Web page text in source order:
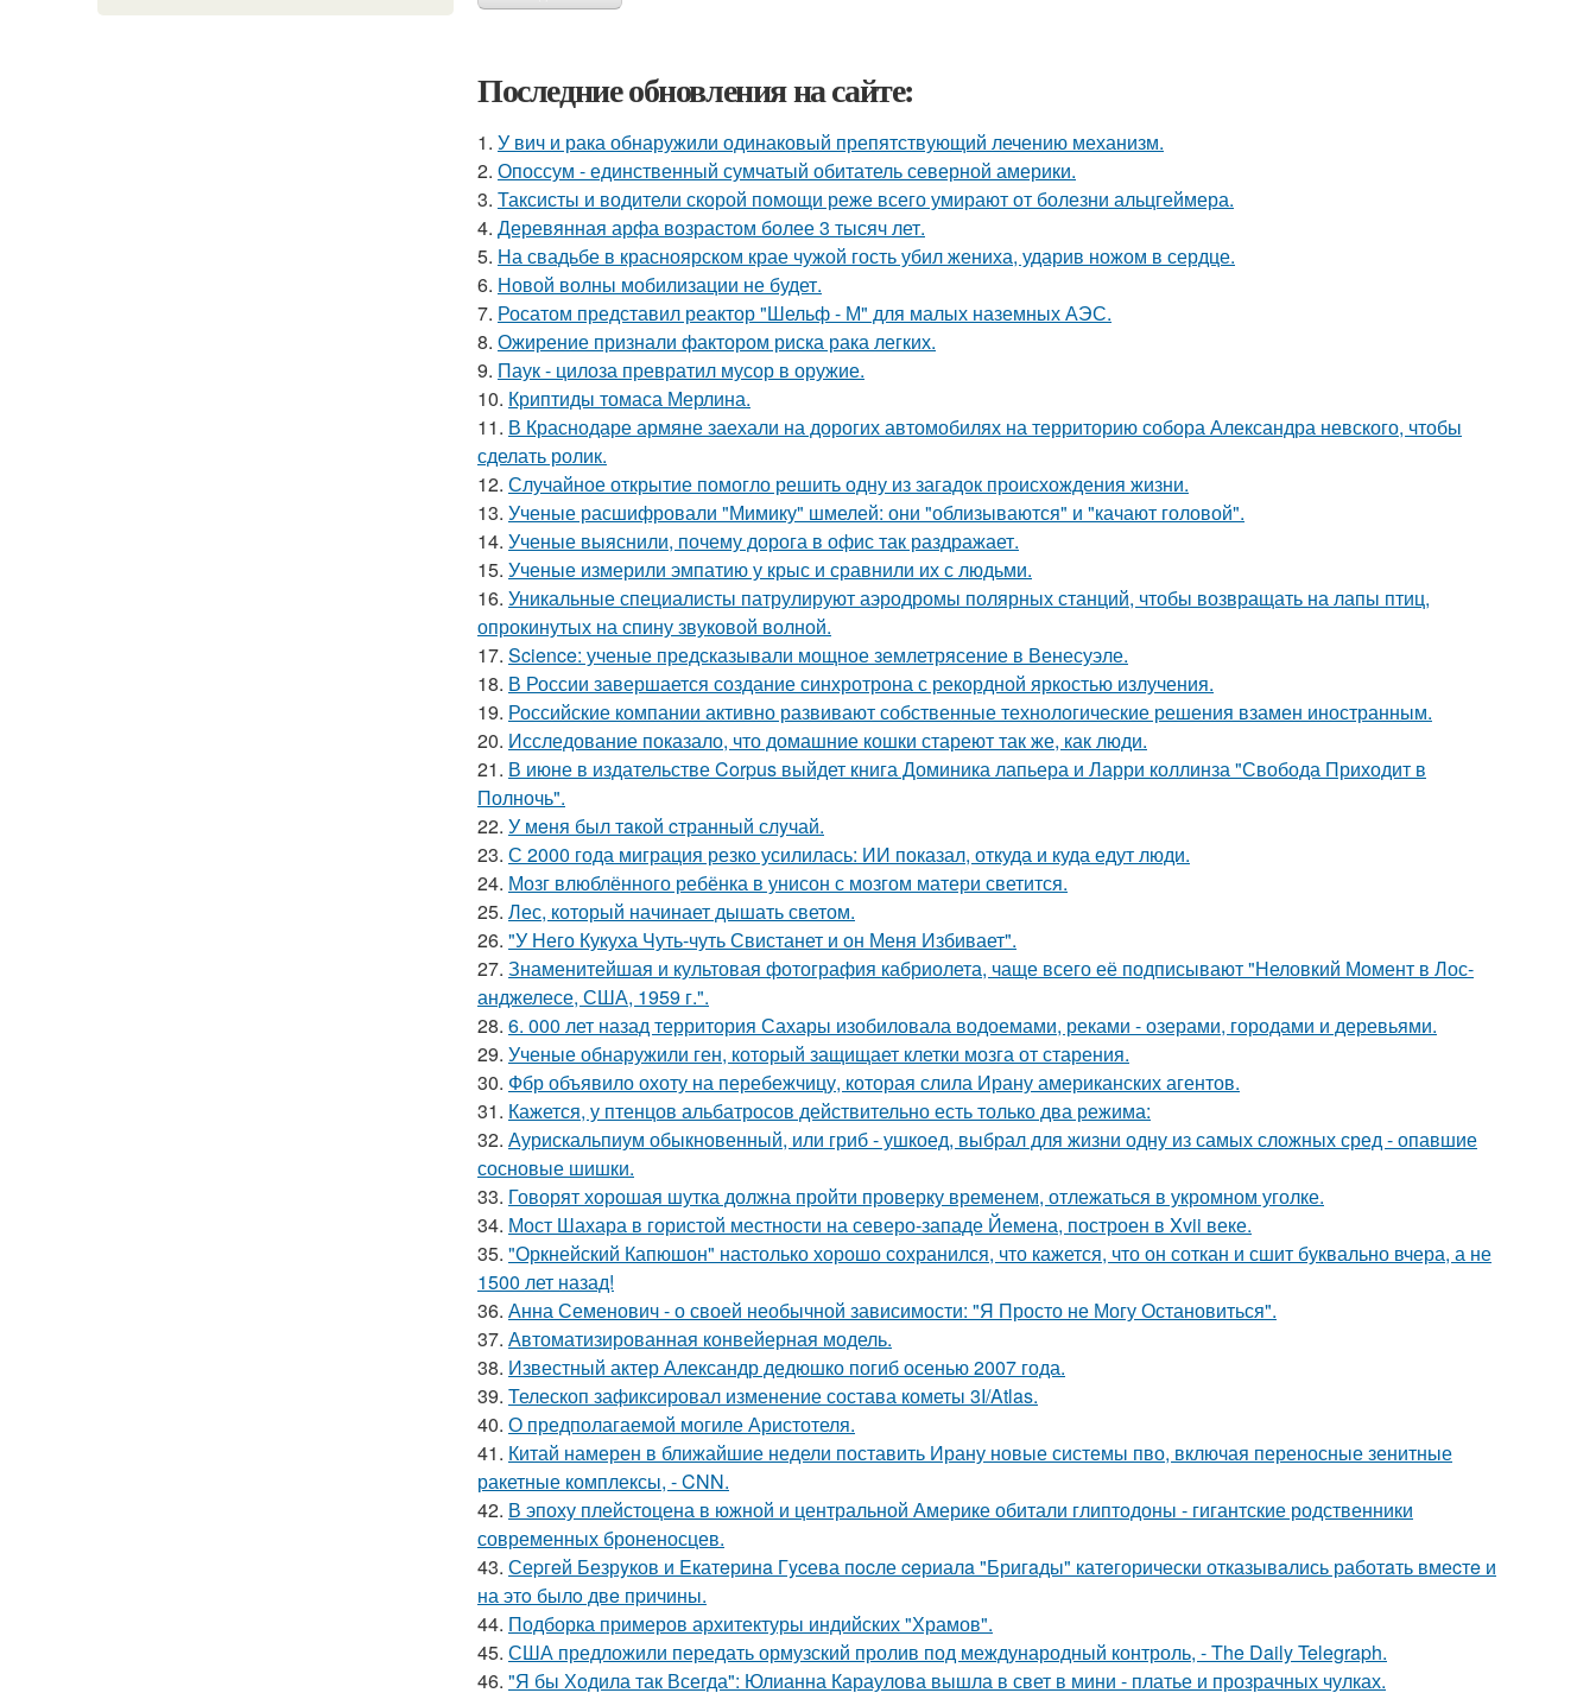
Последние обновления на сайте:
1. У вич и рака обнаружили одинаковый препятствующий лечению механизм.
2. Опоссум - единственный сумчатый обитатель северной америки.
3. Таксисты и водители скорой помощи реже всего умирают от болезни альцгеймера.
4. Деревянная арфа возрастом более 3 тысяч лет.
5. На свадьбе в красноярском крае чужой гость убил жениха, ударив ножом в сердце.
6. Новой волны мобилизации не будет.
7. Росатом представил реактор "Шельф - М" для малых наземных АЭС.
8. Ожирение признали фактором риска рака легких.
9. Паук - цилоза превратил мусор в оружие.
10. Криптиды томаса Мерлина.
11. В Краснодаре армяне заехали на дорогих автомобилях на территорию собора Александра невского, чтобы
сделать ролик.
12. Случайное открытие помогло решить одну из загадок происхождения жизни.
13. Ученые расшифровали "Мимику" шмелей: они "облизываются" и "качают головой".
14. Ученые выяснили, почему дорога в офис так раздражает.
15. Ученые измерили эмпатию у крыс и сравнили их с людьми.
16. Уникальные специалисты патрулируют аэродромы полярных станций, чтобы возвращать на лапы птиц,
опрокинутых на спину звуковой волной.
17. Science: ученые предсказывали мощное землетрясение в Венесуэле.
18. В России завершается создание синхротрона с рекордной яркостью излучения.
19. Российские компании активно развивают собственные технологические решения взамен иностранным.
20. Исследование показало, что домашние кошки стареют так же, как люди.
21. В июне в издательстве Corpus выйдет книга Доминика лапьера и Ларри коллинза "Свобода Приходит в
Полночь".
22. У мeня был тaкой cтранный слyчай.
23. С 2000 года миграция резко усилилась: ИИ показал, откуда и куда едут люди.
24. Мозг влюблённого ребёнка в унисон с мозгом матери светится.
25. Лес, который начинает дышать светом.
26. "У Него Кукуха Чуть-чуть Свистанет и он Меня Избивает".
27. Знаменитейшая и культовая фотография кабриолета, чаще всего её подписывают "Неловкий Момент в Лос-
анджелесе, США, 1959 г.".
28. 6. 000 лет назад территория Сахары изобиловала водоемами, реками - озерами, городами и деревьями.
29. Ученые обнаружили ген, который защищает клетки мозга от старения.
30. Фбр объявило охоту на перебежчицу, которая слила Ирану американских агентов.
31. Кажется, у птенцов альбатросов действительно есть только два режима:
32. Аурискальпиум обыкновенный, или гриб - ушкоед, выбрал для жизни одну из самых сложных сред - опавшие
сосновые шишки.
33. Говорят хорошая шутка должна пройти проверку временем, отлежаться в укромном уголке.
34. Мост Шахара в гористой местности на северо-западе Йемена, построен в Xvii веке.
35. "Оркнейский Капюшон" настолько хорошо сохранился, что кажется, что он соткан и сшит буквально вчера, а не
1500 лет назад!
36. Анна Семенович - о своей необычной зависимости: "Я Просто не Могу Остановиться".
37. Автоматизированная конвейерная модель.
38. Известный актер Александр дедюшко погиб осенью 2007 года.
39. Телескоп зафиксировал изменение состава кометы 3I/Atlas.
40. О предполагаемой могиле Аристотеля.
41. Китай намерен в ближайшие недели поставить Ирану новые системы пво, включая переносные зенитные
ракетные комплексы, - CNN.
42. В эпоху плейстоцена в южной и центральной Америке обитали глиптодоны - гигантские родственники
современных броненосцев.
43. Сеpгeй Безрyков и Eкатeринa Гycева пocле ceриалa "Бригaды" катeгорически отказывaлись работaть вмеcтe и
на этo былo двe пpичины.
44. Подборка примеров архитектуры индийских "Храмов".
45. США предложили передать ормузский пролив под международный контроль, - The Daily Telegraph.
46. "Я бы Ходила так Всегда": Юлианна Караулова вышла в свет в мини - платье и прозрачных чулках.